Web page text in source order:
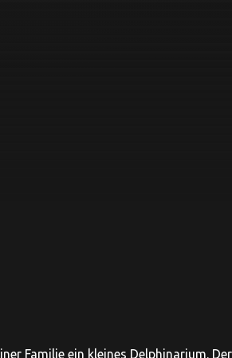
Familie ein kleines Delphinarium.